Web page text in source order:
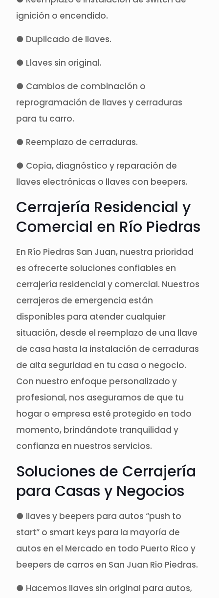
ignición o encendido.
● Duplicado de llaves.
● Llaves sin original.
● Cambios de combinación o
reprogramación de llaves y cerraduras
para tu carro.
● Reemplazo de cerraduras.
● Copia, diagnóstico y reparación de
llaves electrónicas o llaves con beepers.
Cerrajería Residencial y
Comercial en Río Piedras
En Río Piedras San Juan, nuestra prioridad
es ofrecerte soluciones confiables en
cerrajería residencial y comercial. Nuestros
cerrajeros de emergencia están
disponibles para atender cualquier
situación, desde el reemplazo de una llave
de casa hasta la instalación de cerraduras
de alta seguridad en tu casa o negocio.
Con nuestro enfoque personalizado y
profesional, nos aseguramos de que tu
hogar o empresa esté protegido en todo
momento, brindándote tranquilidad y
confianza en nuestros servicios.
Soluciones de Cerrajería
para Casas y Negocios
● llaves y beepers para autos “push to
start” o smart keys para la mayoría de
autos en el Mercado en todo Puerto Rico y
beepers de carros en San Juan Rio Piedras.
● Hacemos llaves sin original para autos,